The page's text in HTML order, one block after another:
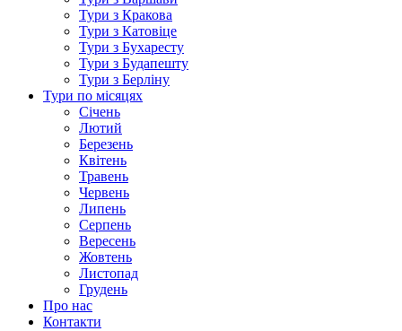
Тури з Кракова
Тури з Катовіце
Тури з Бухаресту
Тури з Будапешту
Тури з Берліну
Тури по місяцях
Січень
Лютий
Березень
Квітень
Травень
Червень
Липень
Серпень
Вересень
Жовтень
Листопад
Грудень
Про нас
Контакти